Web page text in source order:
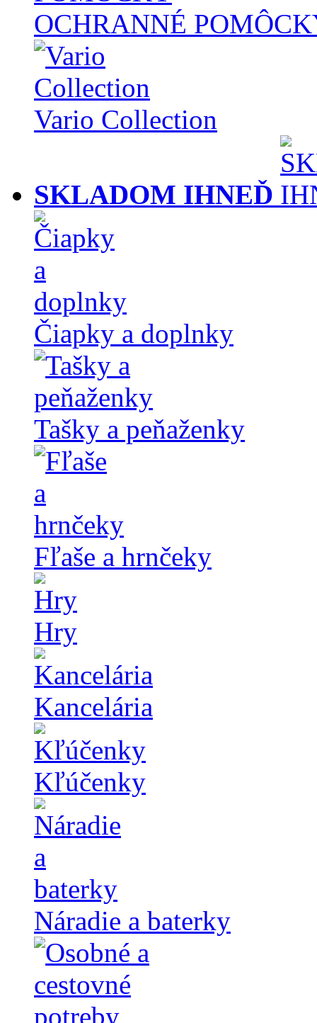
OCHRANNÉ
Vario Collection
SKLADOM IHNEĎ
Čiapky a doplnky
Tašky a peňaženky
Fľaše a hrnčeky
Hry
Kancelária
Kľúčenky
Náradie a baterky